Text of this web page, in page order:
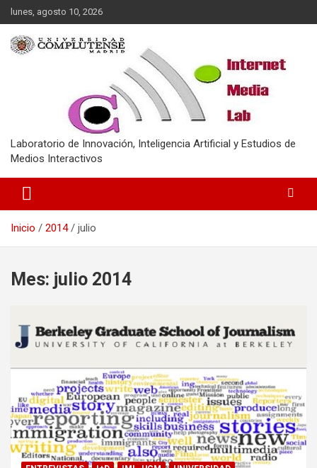
Saltar
al
contenido
lunes, agosto 10, 2026
Laboratorio de Innovación, Inteligencia Artificial y Estudios de
Medios Interactivos
Inicio 2014 julio
Mes: julio 2014